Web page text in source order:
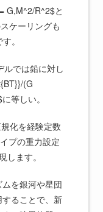
G,M^2/R^2$と
ケーリングも
。
では鉛に対し
(G
等しい。
化を経験定数
プの重力設定
します。
を銀河や星団
ることで、新